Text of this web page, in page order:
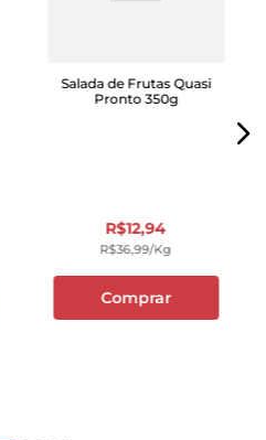
Salada de Frutas Quasi
Pronto 350g
R$12,94
R$36,99/kg
Comprar